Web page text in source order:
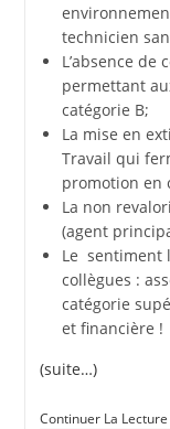
technicien
L’absence
permettant
catégorie B;
La mise en
Travail qui
promotion en
La non
(agent
Le sentiment
collègues :
catégorie
et financière !
(suite…)
Continuer La Lecture